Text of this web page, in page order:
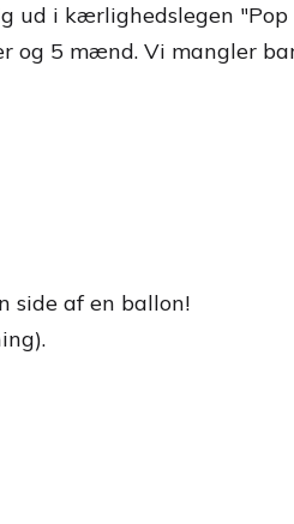
ud i kærligheds­legen
5 mænd. Vi mangler
side af en ballon!